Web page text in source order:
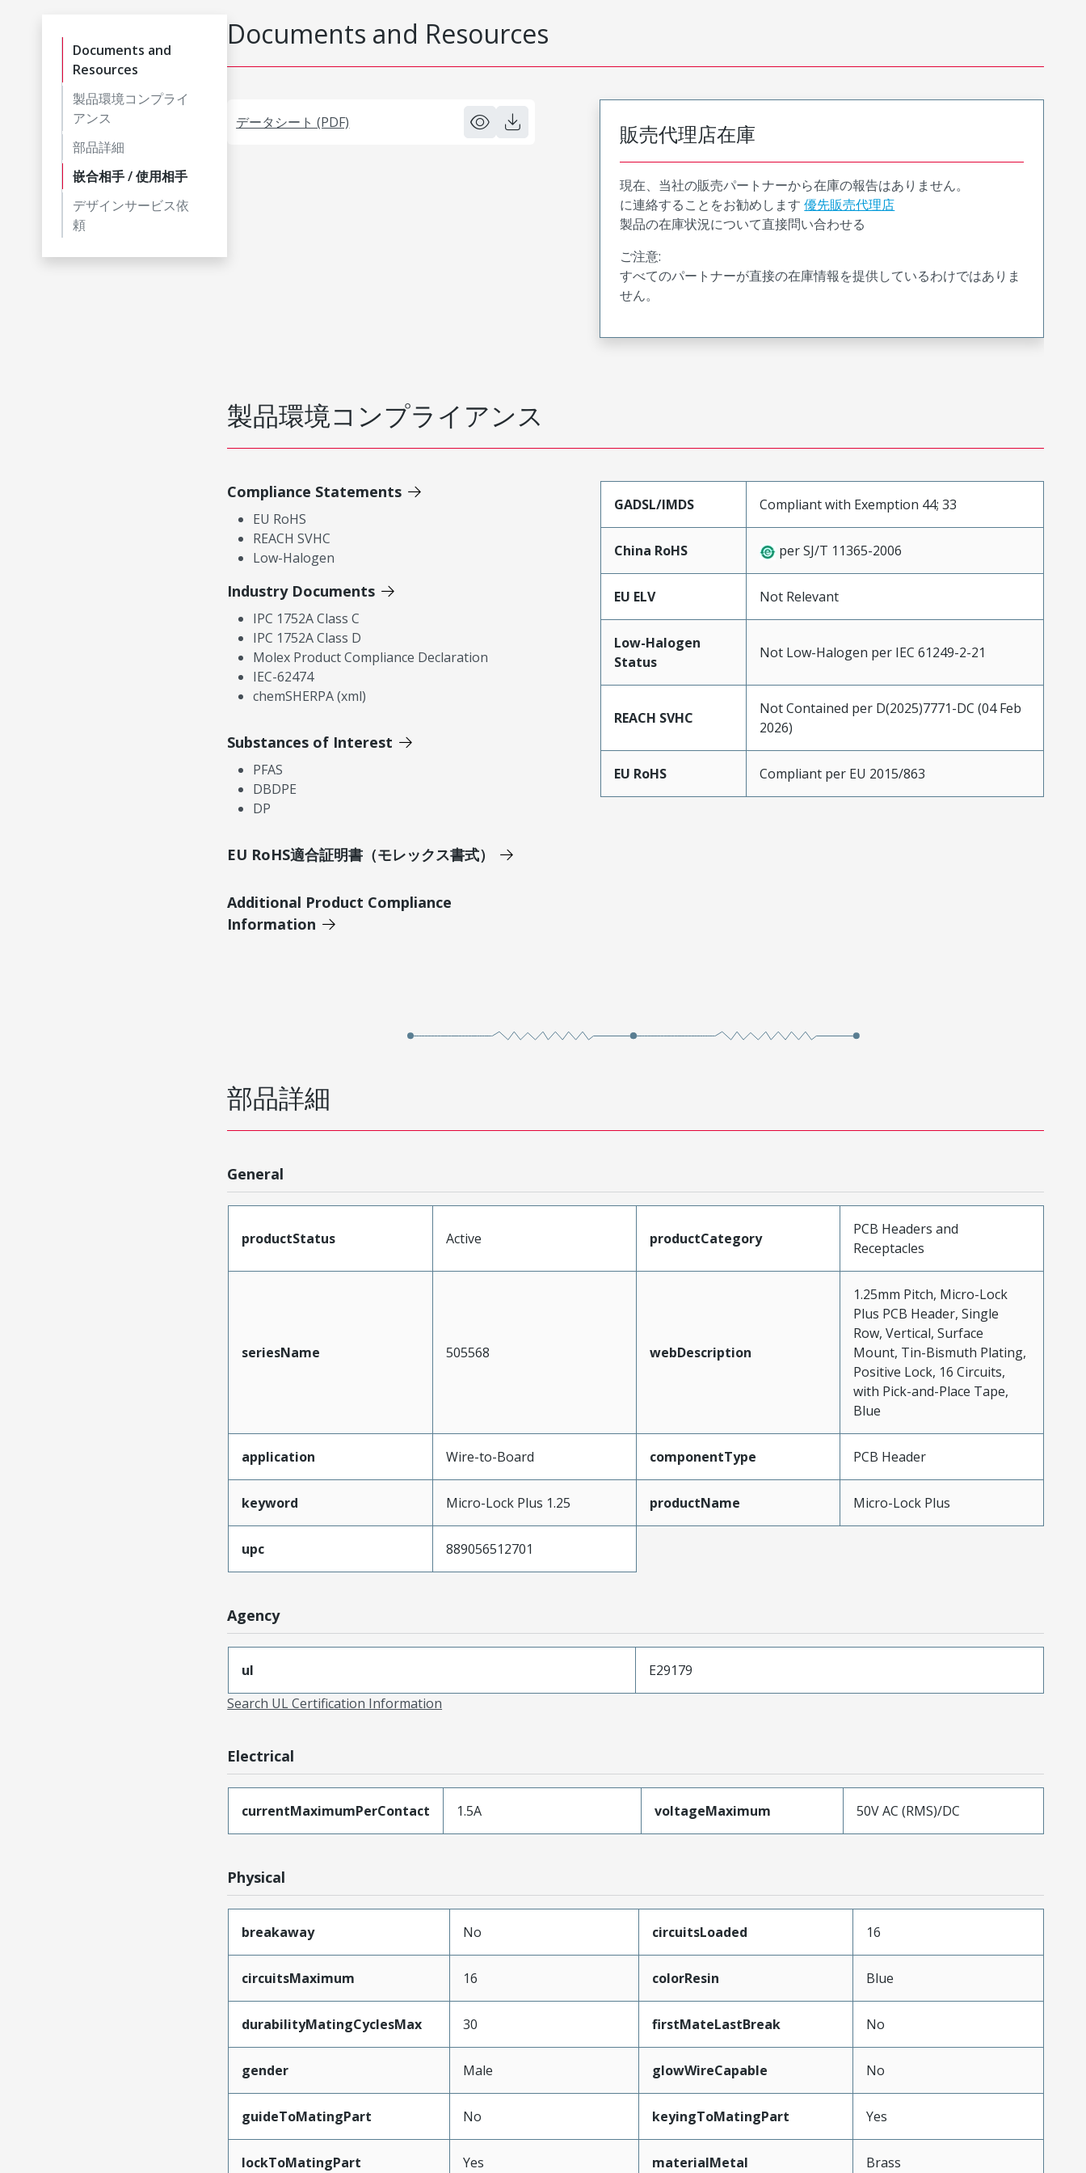
Documents and
Resources
製品環境コンプライ
アンス
部品詳細
嵌合相手 / 使用相手
デザインサービス依
頼
Documents and Resources
データシート (PDF) 販売代理店在庫
現在、当社の販売パートナーから在庫の報告はありません。
に連絡することをお勧めします 優先販売代理店
製品の在庫状況について直接問い合わせる
ご注意:
すべてのパートナーが直接の在庫情報を提供しているわけではありま
せん。
製品環境コンプライアンス
Compliance Statements
EU RoHS
REACH SVHC
Low-Halogen
Industry Documents
IPC 1752A Class C
IPC 1752A Class D
Molex Product Compliance Declaration
IEC-62474
chemSHERPA (xml)
Substances of Interest
PFAS
DBDPE
DP
EU RoHS適合証明書（モレックス書式）
Additional Product Compliance
Information
GADSL/IMDS Compliant with Exemption 44; 33
China RoHS per SJ/T 11365-2006
EU ELV Not Relevant
Low-Halogen
Status
Not Low-Halogen per IEC 61249-2-21
REACH SVHC
Not Contained per D(2025)7771-DC (04 Feb
2026)
EU RoHS Compliant per EU 2015/863
部品詳細
General
productStatus Active productCategory
PCB Headers and
Receptacles
seriesName 505568 webDescription
1.25mm Pitch, Micro-Lock
Plus PCB Header, Single
Row, Vertical, Surface
Mount, Tin-Bismuth Plating,
Positive Lock, 16 Circuits,
with Pick-and-Place Tape,
Blue
application Wire-to-Board componentType PCB Header
keyword Micro-Lock Plus 1.25 productName Micro-Lock Plus
upc 889056512701
Agency
ul
E29179
Search UL Certification Information
Electrical
currentMaximumPerContact 1.5A voltageMaximum 50V AC (RMS)/DC
Physical
breakaway No circuitsLoaded 16
circuitsMaximum 16 colorResin Blue
durabilityMatingCyclesMax 30 firstMateLastBreak No
gender Male glowWireCapable No
guideToMatingPart No keyingToMatingPart Yes
lockToMatingPart Yes materialMetal Brass